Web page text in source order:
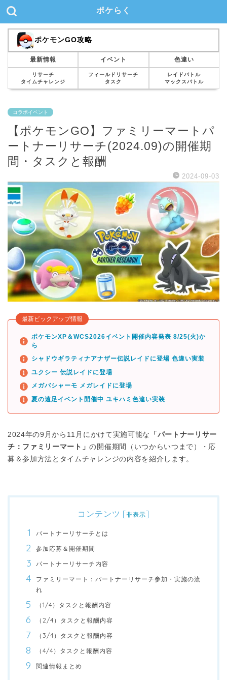
ポケらく
ポケモンGO攻略
最新情報 イベント 色違い
リサーチ
タイムチャレンジ
フィールドリサーチ
タスク
レイドバトル
マックスバトル
コラボイベント
【ポケモンGO】ファミリーマートパ
ートナーリサーチ(2024.09)の開催期
間・タスクと報酬
2024-09-03
最新ピックアップ情報
ポケモンXP＆WCS2026イベント開催内容発表 8/25(火)か
ら
シャドウギラティナアナザー伝説レイドに登場 色違い実装
ユクシー 伝説レイドに登場
メガバシャーモ メガレイドに登場
夏の遠足イベント開催中 ユキハミ色違い実装
2024年の9月から11月にかけて実施可能な
「パートナーリサー
チ：ファミリーマート」の開催期間（いつからいつまで）・応
募＆参加方法とタイムチャレンジの内容を紹介します。
コンテンツ [非表示]
パートナーリサーチとは
参加応募＆開催期間
パートナーリサーチ内容
ファミリーマート：パートナーリサーチ参加・実施の流
れ
（1/4）タスクと報酬内容
（2/4）タスクと報酬内容
（3/4）タスクと報酬内容
（4/4）タスクと報酬内容
関連情報まとめ